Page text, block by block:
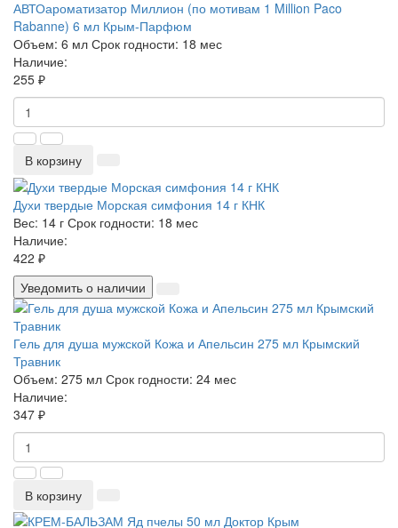
АВТОароматизатор Миллион (по мотивам 1 Million Paco
Rabanne) 6 мл Крым-Парфюм
Объем: 6 мл Срок годности: 18 мес
Наличие:
255 ₽
В корзину
Духи твердые Морская симфония 14 г КНК
Вес: 14 г Срок годности: 18 мес
Наличие:
422 ₽
Уведомить о наличии
Гель для душа мужской Кожа и Апельсин 275 мл Крымский
Травник
Объем: 275 мл Срок годности: 24 мес
Наличие:
347 ₽
В корзину